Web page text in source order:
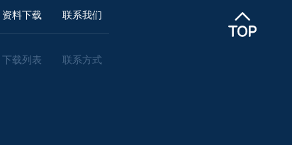
资料下载
下载列表
联系我们
联系方式